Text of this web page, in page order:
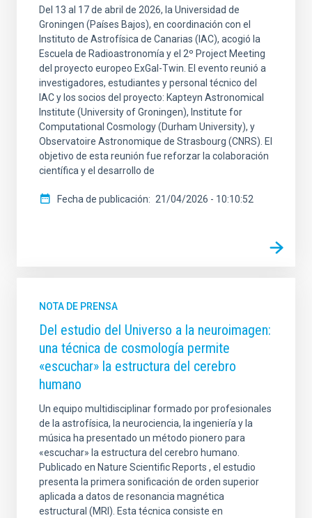
Del 13 al 17 de abril de 2026, la Universidad de
Groningen (Países Bajos), en coordinación con el
Instituto de Astrofísica de Canarias (IAC), acogió la
Escuela de Radioastronomía y el 2º Project Meeting
del proyecto europeo ExGal-Twin. El evento reunió a
investigadores, estudiantes y personal técnico del
IAC y los socios del proyecto: Kapteyn Astronomical
Institute (University of Groningen), Institute for
Computational Cosmology (Durham University), y
Observatoire Astronomique de Strasbourg (CNRS). El
objetivo de esta reunión fue reforzar la colaboración
científica y el desarrollo de
Fecha de publicación 21/04/2026 - 10:10:52
NOTA DE PRENSA
Del estudio del Universo a la neuroimagen:
una técnica de cosmología permite
«escuchar» la estructura del cerebro
humano
Un equipo multidisciplinar formado por profesionales
de la astrofísica, la neurociencia, la ingeniería y la
música ha presentado un método pionero para
«escuchar» la estructura del cerebro humano.
Publicado en Nature Scientific Reports , el estudio
presenta la primera sonificación de orden superior
aplicada a datos de resonancia magnética
estructural (MRI). Esta técnica consiste en